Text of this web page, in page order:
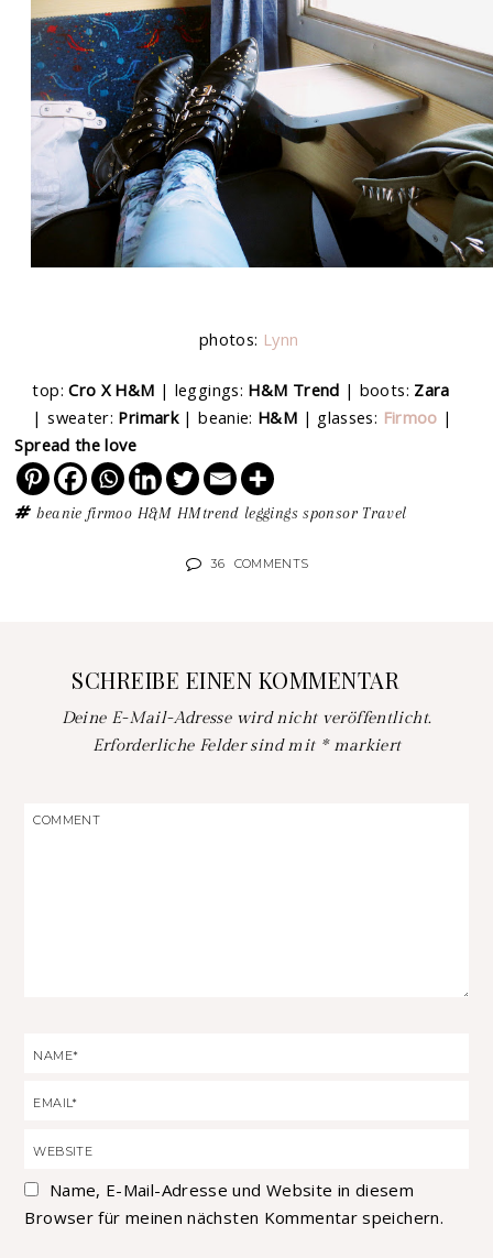
photos: Lynn
top:Cro X H&M | leggings: H&M Trend | boots: Zara
| sweater: Primark | beanie: H&M | glasses: Firmoo |
Spread the love
beanie firmoo H&M HMtrend leggings sponsor Travel
36 COMMENTS
SCHREIBE EINEN KOMMENTAR
Deine E-Mail-Adresse wird nicht veröffentlicht.
Erforderliche Felder sind mit *markiert
Name, E-Mail-Adresse und Website in diesem
Browser für meinen nächsten Kommentar speichern.